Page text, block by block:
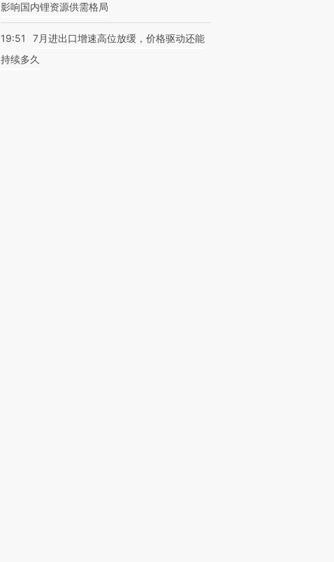
影响国内锂资源供需格局
19:51
7月进出口增速高位放缓，价格驱动还能
持续多久